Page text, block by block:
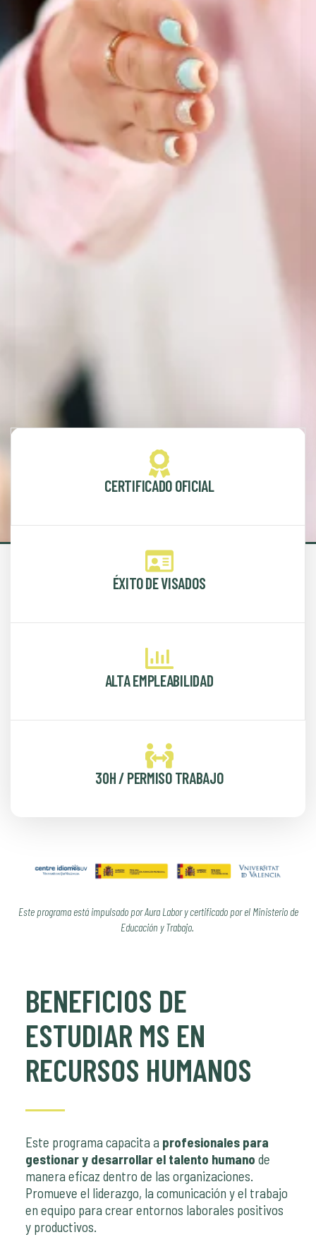
CERTIFICADO OFICIAL
ÉXITO DE VISADOS
ALTA EMPLEABILIDAD
30H / PERMISO TRABAJO
Este programa está impulsado por Aura Labor y certificado por el Ministerio de
Educación y Trabajo.
BENEFICIOS DE
ESTUDIAR MS EN
RECURSOS HUMANOS
Este programa capacita a profesionales para
gestionar y desarrollar el talento humano de
manera eficaz dentro de las organizaciones.
Promueve el liderazgo, la comunicación y el trabajo
en equipo para crear entornos laborales positivos
y productivos.